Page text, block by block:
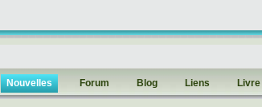
Nouvelles Forum Blog Liens